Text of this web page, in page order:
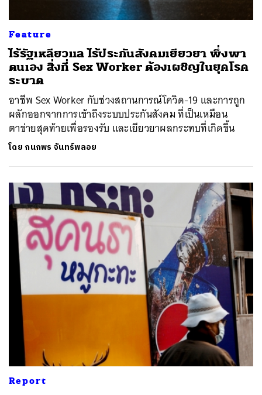
Feature
ไร้รัฐเหลียวแล ไร้ประกันสังคมเยียวยา พึ่งพา
ตนเอง สิ่งที่ Sex Worker ต้องเผชิญในยุคโรค
ระบาด
อาชีพ Sex Worker กับช่วงสถานการณ์โควิด-19 และการถูก
ผลักออกจากการเข้าถึงระบบประกันสังคม ที่เป็นเหมือน
ตาข่ายสุดท้ายเพื่อรองรับ และเยียวยาผลกระทบที่เกิดขึ้น
โดย กนกพร จันทร์พลอย
Report
TWEET LINE